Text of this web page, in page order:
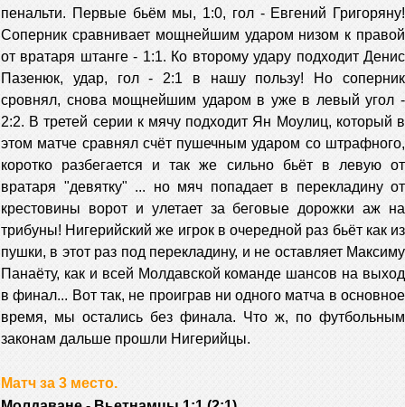
пенальти. Первые бьём мы, 1:0, гол - Евгений Григоряну!
Соперник сравнивает мощнейшим ударом низом к правой
от вратаря штанге - 1:1. Ко второму удару подходит Денис
Пазенюк, удар, гол - 2:1 в нашу пользу! Но соперник
сровнял, снова мощнейшим ударом в уже в левый угол -
2:2. В третей серии к мячу подходит Ян Моулиц, который в
этом матче сравнял счёт пушечным ударом со штрафного,
коротко разбегается и так же сильно бьёт в левую от
вратаря "девятку" ... но мяч попадает в перекладину от
крестовины ворот и улетает за беговые дорожки аж на
трибуны! Нигерийский же игрок в очередной раз бьёт как из
пушки, в этот раз под перекладину, и не оставляет Максиму
Панаёту, как и всей Молдавской команде шансов на выход
в финал... Вот так, не проиграв ни одного матча в основное
время, мы остались без финала. Что ж, по футбольным
законам дальше прошли Нигерийцы.
Матч за 3 место.